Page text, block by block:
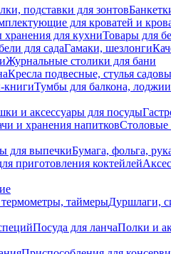
подставки для зонтов
для кроватей и
для кухниТовары для
для садаГамаки, шезлонги
Журнальные столики для бани
Кресла подвесные, стулья
книгиТумбы для балкона, лоджии
и аксессуары для посуды
и хранения напитков
для выпечкиБумага, фольга,
приготовления коктейлей
таймерыДуршлаги,
Посуда для ланчаПолки и